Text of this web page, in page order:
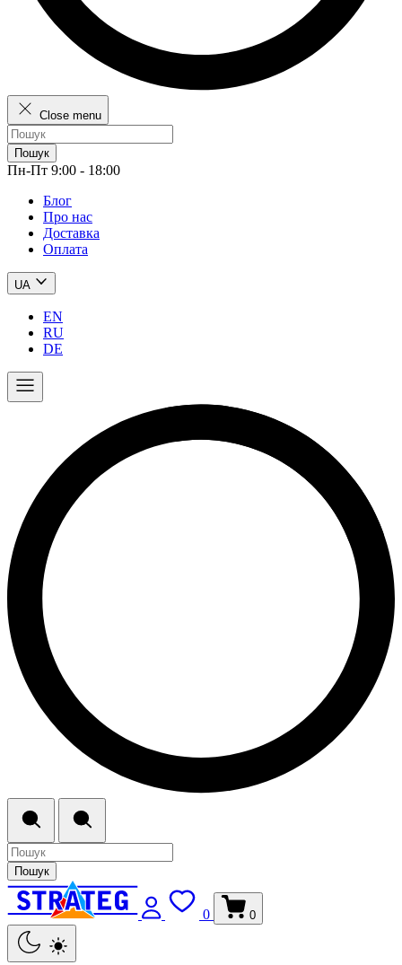
Close menu
Пошук
Пн-Пт 9:00 - 18:00
Блог
Про нас
Доставка
Оплата
UA
EN
RU
DE
Пошук
0 0